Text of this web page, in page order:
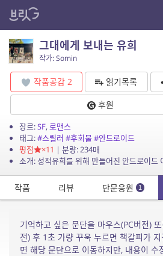
그대에게 보내는 유희
작가: Somin
작품공감 2 읽기목록
후원
장르:SF,로맨스
태그:#스릴러 #후회물#안드로이드
평점
×11 | 분량: 234매
작품 리뷰 단문응원 1
기억하고 싶은 문단을 마우스(PC버전)
전) 후 1초 가량 꾸욱 누르면 책갈피가
면 해당 문단으로 이동하지만, 내용이 수